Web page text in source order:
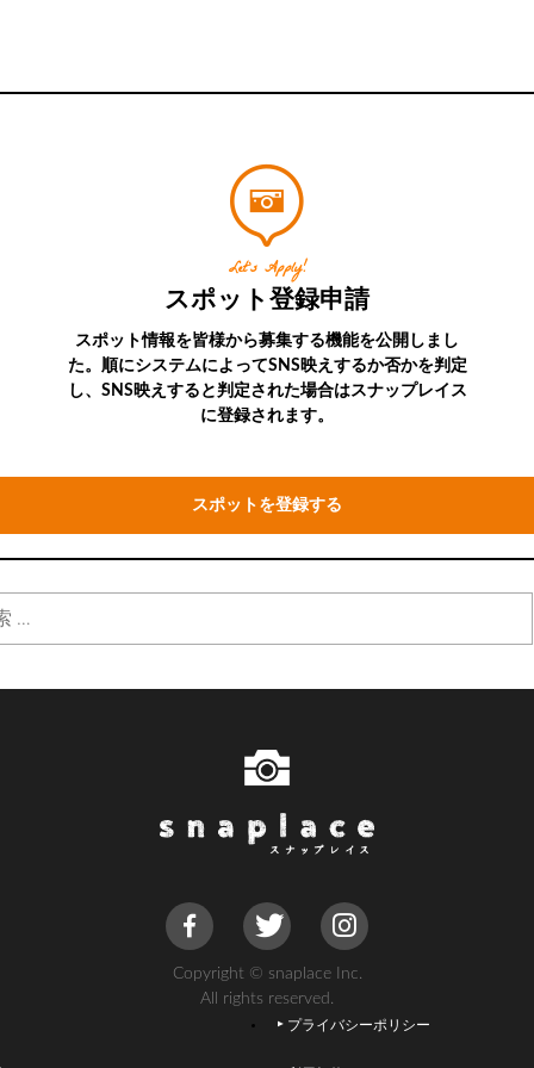
Let’s Apply!
スポット登録申請
スポット情報を皆様から募集する機能を公開しまし
た。順にシステムによってSNS映えするか否かを判定
し、SNS映えすると判定された場合はスナップレイス
に登録されます。
スポットを登録する
Copyright © snaplace Inc.
All rights reserved.
プライバシーポリシー